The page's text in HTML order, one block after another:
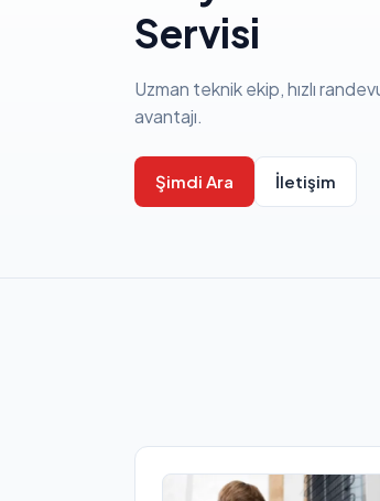
Servisi
Uzman teknik ekip, hızlı
avantajı.
Şimdi Ara İletişim